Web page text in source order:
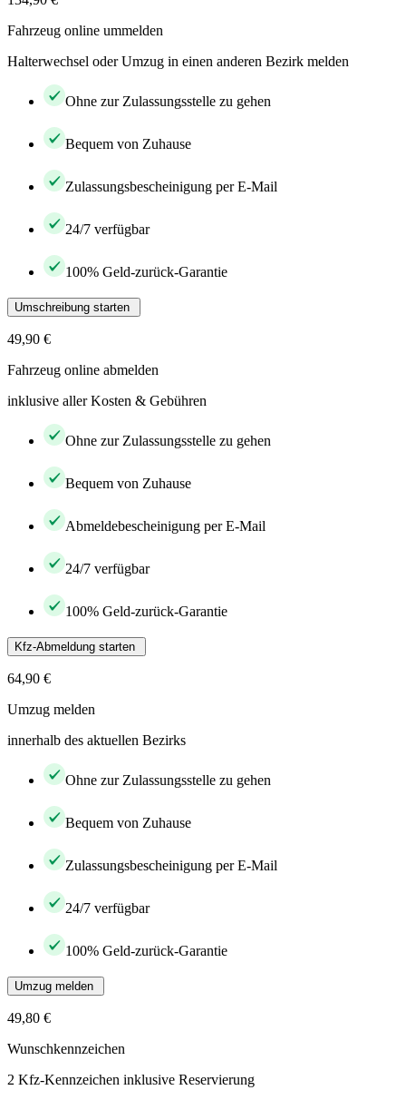
Fahrzeug online ummelden
Halterwechsel oder Umzug in einen anderen Bezirk melden
Ohne zur Zulassungsstelle zu gehen
Bequem von Zuhause
Zulassungsbescheinigung per E-Mail
24/7 verfügbar
100% Geld-zurück-Garantie
Umschreibung starten
49,90 €
Fahrzeug online abmelden
inklusive aller Kosten & Gebühren
Ohne zur Zulassungsstelle zu gehen
Bequem von Zuhause
Abmeldebescheinigung per E-Mail
24/7 verfügbar
100% Geld-zurück-Garantie
Kfz-Abmeldung starten
64,90 €
Umzug melden
innerhalb des aktuellen Bezirks
Ohne zur Zulassungsstelle zu gehen
Bequem von Zuhause
Zulassungsbescheinigung per E-Mail
24/7 verfügbar
100% Geld-zurück-Garantie
Umzug melden
49,80 €
Wunschkennzeichen
2 Kfz-Kennzeichen inklusive Reservierung